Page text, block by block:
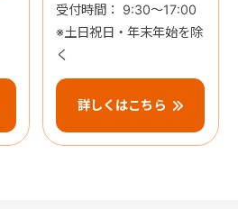
受付時間： 9:30～17:00
※土日祝日・年末年始を除
く
詳しくはこちら